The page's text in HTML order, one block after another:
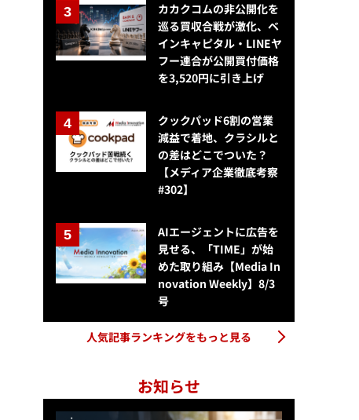
カカクコムの非公開化を
巡る買収合戦が激化、ベ
インキャピタル・LINEヤ
フー連合が公開買付価格
を3,520円に引き上げ
クックパッド6割の営業
減益で着地、クラシルと
の差はどこでついた？
【メディア企業徹底考察
#302】
AIエージェントに広告を
見せる、「TIME」が始
めた取り組み【Media In
novation Weekly】8/3
号
人気記事ランキングをもっと見る
お知らせ